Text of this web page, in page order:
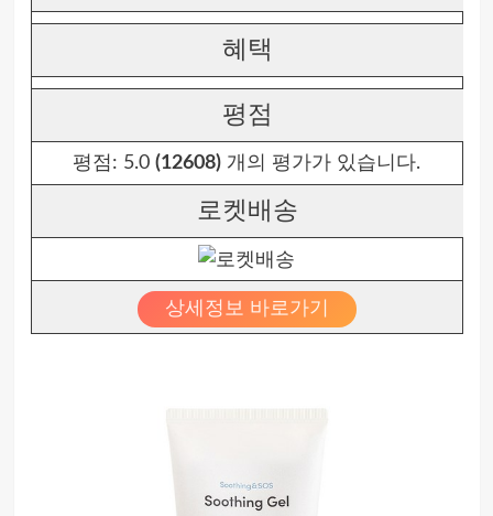
혜택
평점
평점: 5.0 (12608) 개의 평가가 있습니다.
로켓배송
상세정보 바로가기